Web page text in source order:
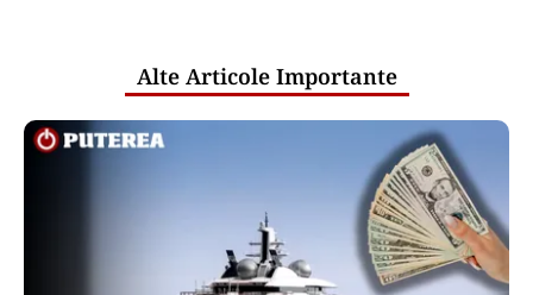
Alte Articole Importante